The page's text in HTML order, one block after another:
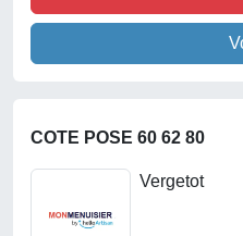
COTE POSE 60 62 80
Vergetot